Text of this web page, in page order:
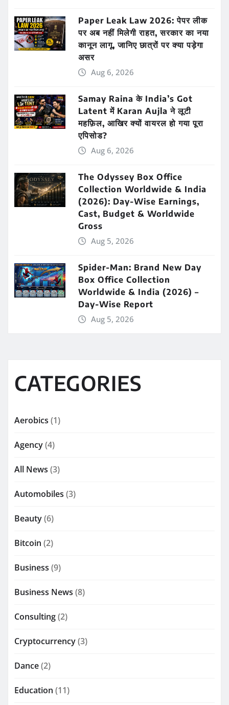
Paper Leak Law 2026: पेपर लीक
पर अब नहीं मिलेगी राहत, सरकार का नया
कानून लागू, जानिए छात्रों पर क्या पड़ेगा
असर
Aug 6, 2026
Samay Raina के India’s Got
Latent में Karan Aujla ने लूटी
महफ़िल, आखिर क्यों वायरल हो गया पूरा
एपिसोड?
Aug 6, 2026
The Odyssey Box Office
Collection Worldwide & India
(2026): Day-Wise Earnings,
Cast, Budget & Worldwide
Gross
Aug 5, 2026
Spider-Man: Brand New Day
Box Office Collection
Worldwide & India (2026) –
Day-Wise Report
Aug 5, 2026
CATEGORIES
Aerobics (1)
Agency(4)
All News (3)
Automobiles (3)
Beauty(6)
Bitcoin (2)
Business (9)
Business News (8)
Consulting(2)
Cryptocurrency(3)
Dance(2)
Education (11)